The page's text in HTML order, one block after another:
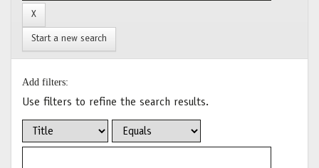
Start a new search
Add filters:
Use filters to refine the search results.